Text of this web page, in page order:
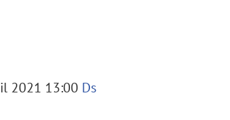
2021 13:00 Ds